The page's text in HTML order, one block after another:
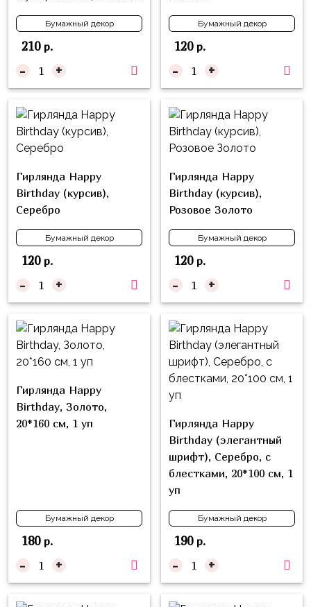
Бумажный декор
210р.
- +
Бумажный декор
120р.
- +
Гирлянда Happy
Birthday (курсив),
Серебро
Бумажный декор
120р.
- +
Гирлянда Happy
Birthday (курсив),
Розовое Золото
Бумажный декор
120р.
- +
Гирлянда Happy
Birthday, Золото,
20*160 см, 1 уп
Бумажный декор
180р.
- +
Гирлянда Happy
Birthday (элегантный
шрифт), Серебро, с
блестками, 20*100 см, 1
уп
Бумажный декор
190р.
- +
Фольгированные
фигуры
Готовые
композиции
Цифры
Шары
декором
Большие
шары
фигуры
Бизнес
Индивидуальная
на
шар
Сервировка
Свечи
Бумажный
декор
Сердце
Мой
Пони
Боб
Буба
Лунтик
Чебурашка
ниндзя
Фиксики
Котэ
Динозавры
Принцессы
Микки
и
Минни
Спорт
Для
Папы,
Дедушки
Тропики
Гарри